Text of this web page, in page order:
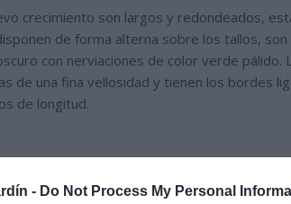
- Do Not Process My Personal
crecimiento son largos y redondeados,
de forma alterna sobre los tallos, son
con nerviaciones de color verde pálido.
de una fina vellosidad y tienen los bordes
de longitud.